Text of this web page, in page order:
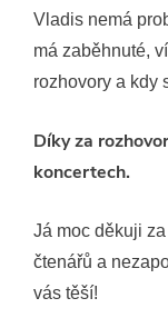
Vladis nemá
má zaběhnuté,
rozhovory a kdy
Díky za
koncertech.
Já moc děkuji
čtenářů a
vás těší!